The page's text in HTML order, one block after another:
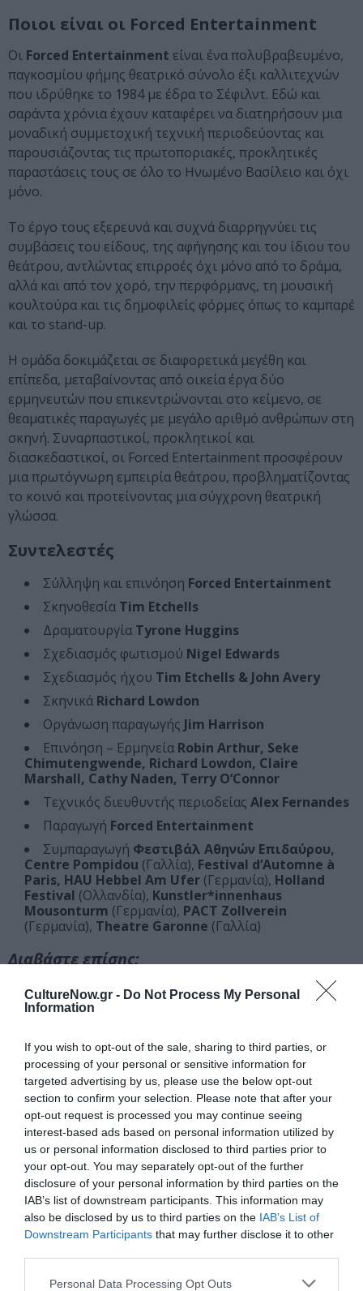
CultureNow.gr - Do Not Process My Personal
Information
If you wish to opt-out of the sale, sharing to third parties, or
processing of your personal or sensitive information for
targeted advertising by us, please use the below opt-out
section to confirm your selection. Please note that after your
opt-out request is processed you may continue seeing
interest-based ads based on personal information utilized by
us or personal information disclosed to third parties prior to
your opt-out. You may separately opt-out of the further
disclosure of your personal information by third parties on the
IAB’s list of downstream participants. This information may
also be disclosed by us to third parties on the IAB’s List of
Downstream Participants that may further disclose it to other
Personal Data Processing Opt Outs
Ποιοι είναι οι Forced Entertainment
Οι Forced Entertainment είναι ένα πολυβραβευμένο,
παγκοσμίου φήμης θεατρικό σύνολο έξι καλλιτεχνών
που ιδρύθηκε το 1984 με έδρα το Σέφιλντ. Εδώ και
σαράντα χρόνια έχουν καταφέρει να διατηρήσουν μια
μοναδική συμμετοχική τεχνική περιοδεύοντας και
παρουσιάζοντας τις πρωτοποριακές, προκλητικές
παραστάσεις τους σε όλο το Ηνωμένο Βασίλειο και όχι
μόνο.
Το έργο τους εξερευνά και συχνά διαρρηγνύει τις
συμβάσεις του είδους, της αφήγησης και του ίδιου του
θεάτρου, αντλώντας επιρροές όχι μόνο από το δράμα,
αλλά και από τον χορό, την περφόρμανς, τη μουσική
κουλτούρα και τις δημοφιλείς φόρμες όπως το καμπαρέ
και το stand-up.
Η ομάδα δοκιμάζεται σε διαφορετικά μεγέθη και
επίπεδα, μεταβαίνοντας από οικεία έργα δύο
ερμηνευτών που επικεντρώνονται στο κείμενο, σε
θεαματικές παραγωγές με μεγάλο αριθμό ανθρώπων στη
σκηνή. Συναρπαστικοί, προκλητικοί και
διασκεδαστικοί, οι Forced Entertainment προσφέρουν
μια πρωτόγνωρη εμπειρία θεάτρου, προβληματίζοντας
το κοινό και προτείνοντας μια σύγχρονη θεατρική
γλώσσα.
Συντελεστές
Σύλληψη και επινόηση Forced Entertainment
Σκηνοθεσία Tim Etchells
Δραματουργία Tyrone Huggins
Σχεδιασμός φωτισμού Nigel Edwards
Σχεδιασμός ήχου Tim Etchells & John Avery
Σκηνικά Richard Lowdon
Οργάνωση παραγωγής Jim Harrison
Επινόηση – Ερμηνεία Robin Arthur, Seke
Chimutengwende, Richard Lowdon, Claire
Marshall, Cathy Naden, Terry O’Connor
Τεχνικός διευθυντής περιοδείας Alex Fernandes
Παραγωγή Forced Entertainment
Συμπαραγωγή Φεστιβάλ Αθηνών Επιδαύρου,
Centre Pompidou (Γαλλία), Festival d’Automne à
Paris, HAU Hebbel Am Ufer (Γερμανία), Holland
Festival (Ολλανδία), Kunstler*innenhaus
Mousonturm (Γερμανία), PACT Zollverein
(Γερμανία), Theatre Garonne (Γαλλία)
Διαβάστε επίσης:
Φεστιβάλ Αθηνών Επιδαύρου: Η οπτική ταυτότητα και το
Καλλιτεχνικό Πρόγραμμα 2024
παρουσιαστούν στην Πειραιώς 260
Ταυτότητα Εκδήλωσης
Ημερομηνία:
Από: 26/06/2024 Εως:
27/06/2024
Τετάρτη, Πέμπτη στις 21:00
Τοποθεσία:
Πειραιώς 260